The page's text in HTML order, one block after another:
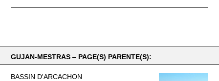
GUJAN-MESTRAS ‒ PAGE(S) PARENTE(S):
BASSIN D'ARCACHON